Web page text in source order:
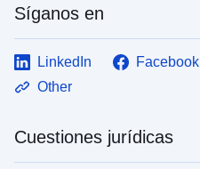
Síganos en
LinkedIn Facebook
Other
Cuestiones jurídicas